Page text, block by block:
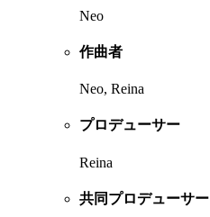
Neo
作曲者
Neo, Reina
プロデューサー
Reina
共同プロデューサー